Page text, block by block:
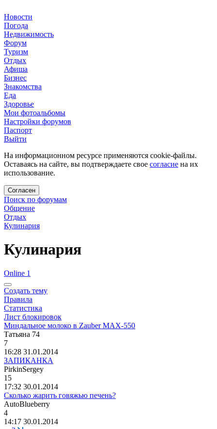
Новости
Погода
Недвижимость
Форум
Туризм
Отдых
Афиша
Бизнес
Знакомства
Еда
Здоровье
Мои фотоальбомы
Настройки форумов
Паспорт
Выйти
На информационном ресурсе применяются cookie-файлы.
Оставаясь на сайте, вы подтверждаете свое согласие на их
использование.
Согласен
Поиск по форумам
Общение
Отдых
Кулинария
Кулинария
Online 1
Создать тему
Правила
Статистика
Лист блокировок
Миндальное молоко в Zauber MAX-550
Татьяна 74
7
16:28 31.01.2014
ЗАПИКАНКА
PirkinSergey
15
17:32 30.01.2014
Сколько жарить говяжью печень?
AutoBlueberry
4
14:17 30.01.2014